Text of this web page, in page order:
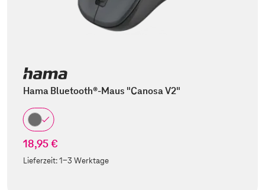
Hama Bluetooth®-Maus "Canosa V2"
18,95 €
Lieferzeit:1-3 Werktage